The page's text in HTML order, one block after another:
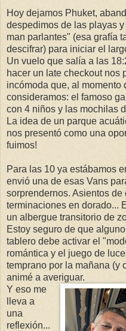
Hoy dejamos Phuket,
despedimos de las playas
man parlantes" (esa grafía
descifrar) para iniciar el
Un vuelo que salía a las
hacer un late checkout nos
incómoda que, al momento
consideramos: el famoso
con 4 niños y las mochilas
La idea de un parque
nos presentó como una
fuimos!
Para las 10 ya estábamos
envió una de esas Vans
sorprendernos. Asientos
terminaciones en dorado...
un albergue transitorio de
Estoy seguro de que
tablero debe activar el
romántica y el juego de
temprano por la mañana (y
animé a averiguar.
Y eso me
lleva a
una
reflexión...